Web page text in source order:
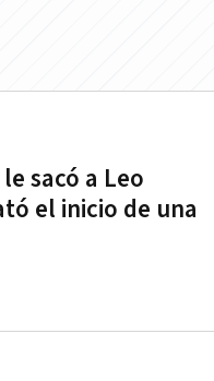
sacó a Leo
el inicio de una